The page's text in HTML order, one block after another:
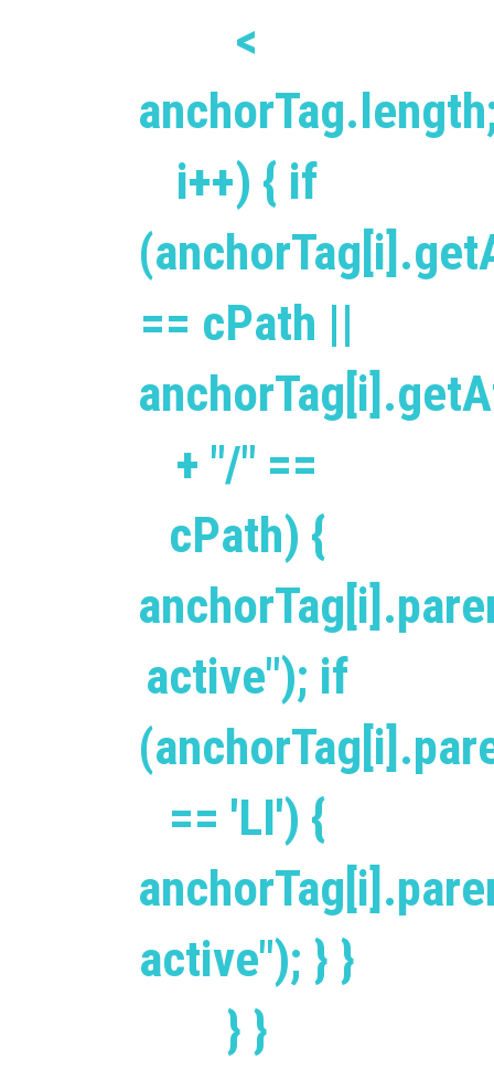
<
i++) { if
== cPath ||
+ "/" ==
cPath) {
active"); if
== 'LI') {
active"); } }
} }